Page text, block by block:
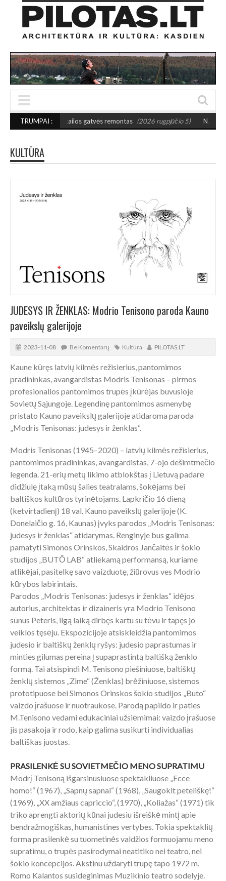
TRUMPAI :
Jogailos gatvės remontas (2026 rugpjūčio 5) NAUJA LAUKO
KULTŪRA
JUDESYS IR ŽENKLAS: Modrio Tenisono paroda Kauno
paveikslų galerijoje
2023-11-08 Be Komentarų Kultūra PILOTAS.LT
Kaune kūręs latvių kilmės režisierius, pantomimos
pradininkas, avangardistas Modris Tenisonas – pirmos
profesionalios pantomimos trupės įkūrėjas buvusioje
Sovietų Sąjungoje. Legendinę pantomimos asmenybę
pristato Kauno paveikslų galerijoje atidaroma paroda
„Modris Tenisonas: judesys ir ženklas“.
Modris Tenisonas (1945–2020) – latvių kilmės režisierius,
pantomimos pradininkas, avangardistas, 7-ojo dešimtmečio
legenda. 21-erių metų likimo atblokštas į Lietuvą padarė
didžiulę įtaką mūsų šalies teatralams, šokėjams bei
baltiškos kultūros tyrinėtojams. Lapkričio 16 dieną
(ketvirtadienį) 18 val. Kauno paveikslų galerijoje (K.
Donelaičio g. 16, Kaunas) įvyks parodos „Modris Tenisonas:
judesys ir ženklas“ atidarymas. Renginyje bus galima
pamatyti Simonos Orinskos, Skaidros Jančaitės ir šokio
studijos „BUTŌ LAB“ atliekamą performansą, kuriame
atlikėjai, pasitelkę savo vaizduotę, žiūrovus ves Modrio
kūrybos labirintais.
Parodos „Modris Tenisonas: judesys ir ženklas“ idėjos
autorius, architektas ir dizaineris yra Modrio Tenisono
sūnus Peteris, ilgą laiką dirbęs kartu su tėvu ir tapęs jo
veiklos tęsėju. Ekspozicijoje atsiskleidžia pantomimos
judesio ir baltiškų ženklų ryšys: judesio paprastumas ir
minties gilumas pereina į supaprastintą baltišką ženklo
formą. Tai atsispindi M. Tenisono piešiniuose, baltiškų
ženklų sistemos „Zime“ (Ženklas) brėžiniuose, sistemos
prototipuose bei Simonos Orinskos šokio studijos „Buto“
vaizdo įrašuose ir nuotraukose. Parodą papildo ir paties
M.Tenisono vedami edukaciniai užsiėmimai: vaizdo įrašuose
jis pasakoja ir rodo, kaip galima susikurti individualias
baltiškas juostas.
PRASILENKĖ SU SOVIETMEČIO MENO SUPRATIMU
Modrį Tenisoną išgarsinusiuose spektakliuose „Ecce
homo!“ (1967), „Sapnų sapnai“ (1968), „Saugokit peteliškę!“
(1969), „XX amžiaus capriccio“, (1970), „Koliažas“ (1971) tik
triko aprengti aktorių kūnai judesiu išreiškė mintį apie
bendražmogiškas, humanistines vertybes. Tokia spektaklių
forma prasilenkė su tuometinės valdžios formuojamu meno
supratimu, o trupės pasirodymai neatitiko nei teatro, nei
šokio koncepcijos. Akstinu uždaryti trupę tapo 1972 m.
Romo Kalantos susideginimas Muzikinio teatro sodelyje.